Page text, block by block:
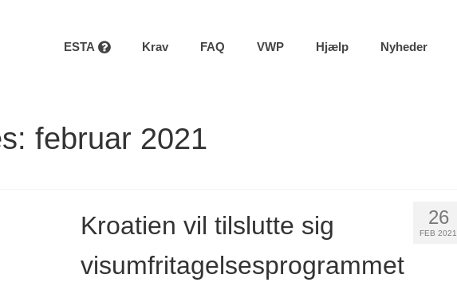
ESTA Krav FAQ VWP Hjælp Nyheder
februar 2021
26
FEB 2021
Kroatien vil tilslutte sig
visumfritagelsesprogrammet